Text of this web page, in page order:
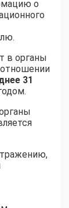
о
в органы
31